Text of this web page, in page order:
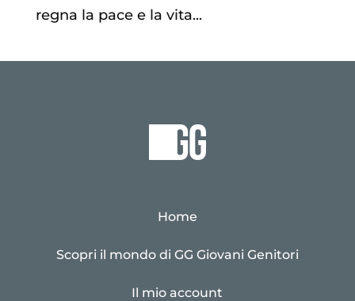
regna la pace e la vita...
Home
Scopri il mondo di GG Giovani Genitori
Il mio account